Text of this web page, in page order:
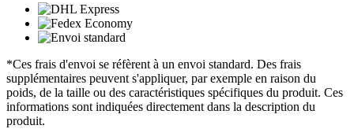
*Ces frais d'envoi se réfèrent à un envoi standard. Des frais
supplémentaires peuvent s'appliquer, par exemple en raison du
poids, de la taille ou des caractéristiques spécifiques du produit. Ces
informations sont indiquées directement dans la description du
produit.